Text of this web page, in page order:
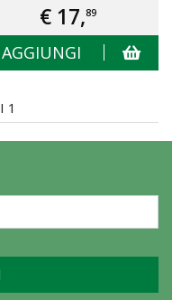
€ 17,89
AGGIUNGI
1